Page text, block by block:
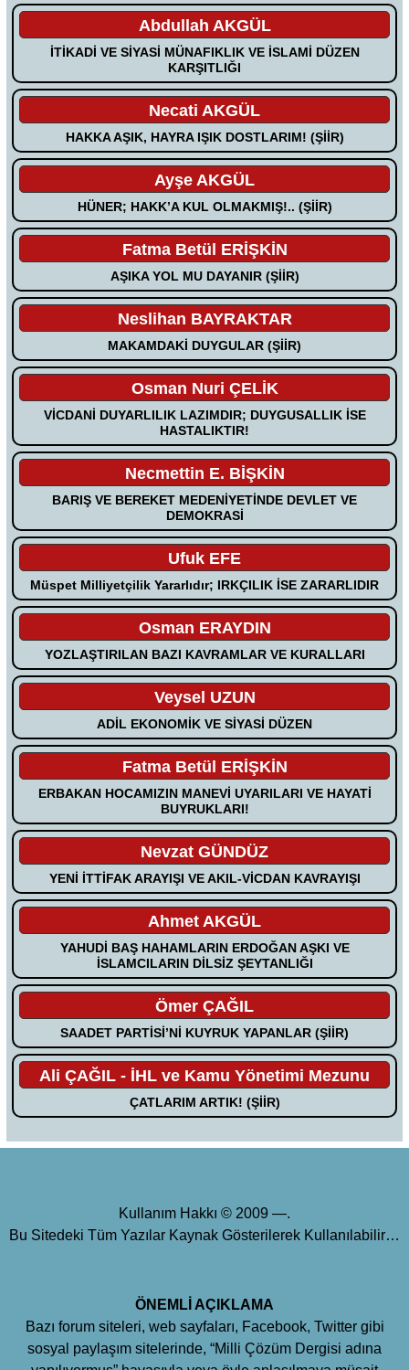
Abdullah AKGÜL
İTİKADİ VE SİYASİ MÜNAFIKLIK VE İSLAMİ DÜZEN
KARŞITLIĞI
Necati AKGÜL
HAKKA AŞIK, HAYRA IŞIK DOSTLARIM! (ŞİİR)
Ayşe AKGÜL
HÜNER; HAKK’A KUL OLMAKMIŞ!.. (ŞİİR)
Fatma Betül ERİŞKİN
AŞIKA YOL MU DAYANIR (ŞİİR)
Neslihan BAYRAKTAR
MAKAMDAKİ DUYGULAR (ŞİİR)
Osman Nuri ÇELİK
VİCDANİ DUYARLILIK LAZIMDIR; DUYGUSALLIK İSE
HASTALIKTIR!
Necmettin E. BİŞKİN
BARIŞ VE BEREKET MEDENİYETİNDE DEVLET VE
DEMOKRASİ
Ufuk EFE
Müspet Milliyetçilik Yararlıdır; IRKÇILIK İSE ZARARLIDIR
Osman ERAYDIN
YOZLAŞTIRILAN BAZI KAVRAMLAR VE KURALLARI
Veysel UZUN
ADİL EKONOMİK VE SİYASİ DÜZEN
Fatma Betül ERİŞKİN
ERBAKAN HOCAMIZIN MANEVİ UYARILARI VE HAYATİ
BUYRUKLARI!
Nevzat GÜNDÜZ
YENİ İTTİFAK ARAYIŞI VE AKIL-VİCDAN KAVRAYIŞI
Ahmet AKGÜL
YAHUDİ BAŞ HAHAMLARIN ERDOĞAN AŞKI VE
İSLAMCILARIN DİLSİZ ŞEYTANLIĞI
Ömer ÇAĞIL
SAADET PARTİSİ’Nİ KUYRUK YAPANLAR (ŞİİR)
Ali ÇAĞIL - İHL ve Kamu Yönetimi Mezunu
ÇATLARIM ARTIK! (ŞİİR)
Kullanım Hakkı © 2009 —.
Bu Sitedeki Tüm Yazılar Kaynak Gösterilerek Kullanılabilir…
ÖNEMLİ AÇIKLAMA
Bazı forum siteleri, web sayfaları, Facebook, Twitter gibi
sosyal paylaşım sitelerinde, “Milli Çözüm Dergisi adına